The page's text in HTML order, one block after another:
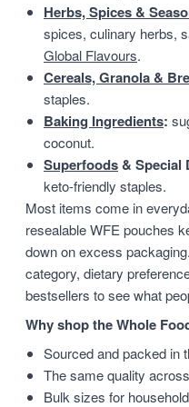
Herbs, Spices &
spices, culinary herbs,
Global Flavours.
Cereals, Granola &
staples.
Baking Ingredients:
coconut.
Superfoods& Special
keto-friendly staples.
Most items come in
resealable WFE pouches
down on excess
category, dietary
bestsellers to see what
Why shop the Whole
Sourced and packed in
The same quality
Bulk sizes for